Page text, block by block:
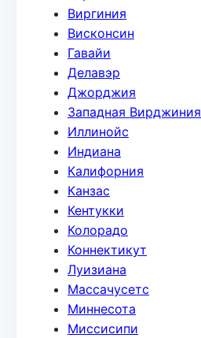
Виргиния
Висконсин
Гавайи
Делавэр
Джорджия
Западная Вирджиния
Иллинойс
Индиана
Калифорния
Канзас
Кентукки
Колорадо
Коннектикут
Луизиана
Массачусетс
Миннесота
Миссисипи